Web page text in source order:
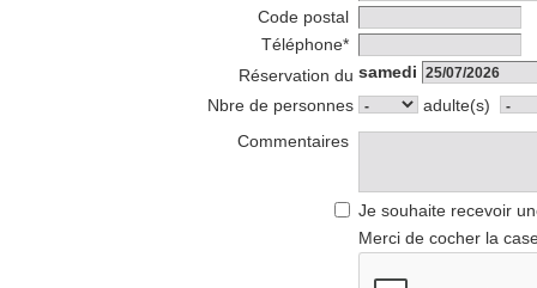
Code postal
Téléphone*
Réservation du samedi
Nbre de personnes
adulte(s)
Commentaires
Je souhaite recevoir
Merci de cocher la